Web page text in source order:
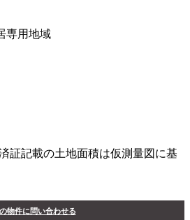
専用地域
証記載の土地面積は仮測量図に基
物件に問い合わせる